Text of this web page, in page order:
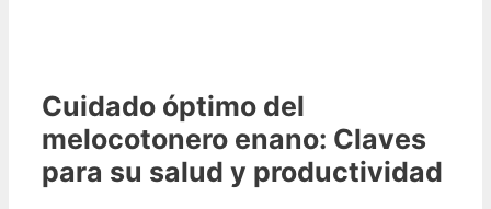
Cuidado óptimo del
melocotonero enano: Claves
para su salud y productividad